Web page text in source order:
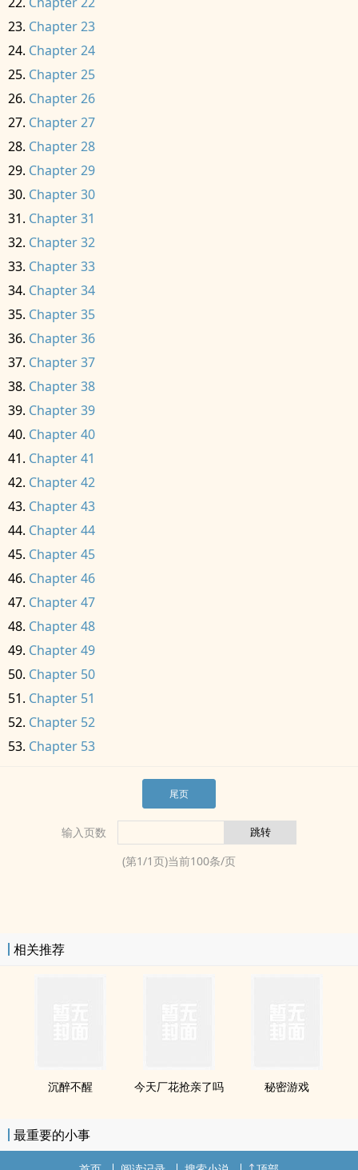
Chapter 23
Chapter 24
Chapter 25
Chapter 26
Chapter 27
Chapter 28
Chapter 29
Chapter 30
Chapter 31
Chapter 32
Chapter 33
Chapter 34
Chapter 35
Chapter 36
Chapter 37
Chapter 38
Chapter 39
Chapter 40
Chapter 41
Chapter 42
Chapter 43
Chapter 44
Chapter 45
Chapter 46
Chapter 47
Chapter 48
Chapter 49
Chapter 50
Chapter 51
Chapter 52
Chapter 53
尾页
输入页数
(第1/1页)当前100条/页
相关推荐
沉醉不醒 今天厂花抢亲了吗 秘密游戏
最重要的小事